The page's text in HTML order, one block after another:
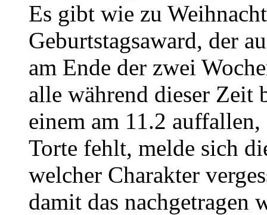
Es gibt wie zu
Geburtstagsaward, der
am Ende der zwei
alle während dieser Zeit
einem am 11.2
Torte fehlt, melde sich
welcher Charakter
damit das nachgetragen